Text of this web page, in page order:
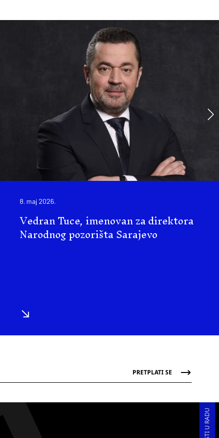
8. maj 2026.
Vedran Tuce, imenovan za direktora
Narodnog pozorišta Sarajevo
PRETPLATI SE